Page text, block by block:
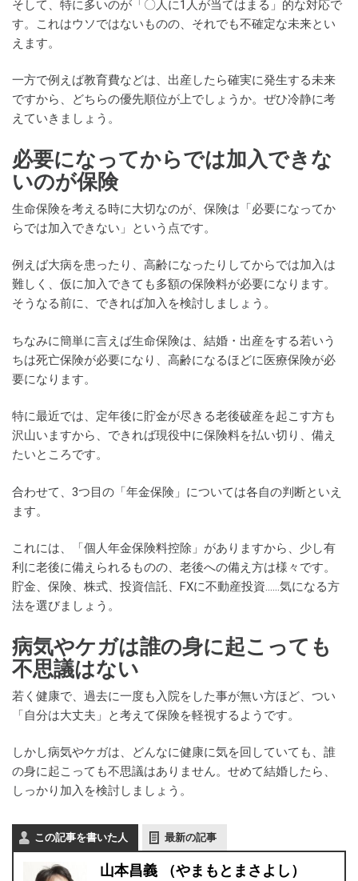
そして、特に多いのが「〇人に1人が当てはまる」的な対応で
す。これはウソではないものの、それでも不確定な未来とい
えます。
一方で例えば教育費などは、出産したら確実に発生する未来
ですから、どちらの優先順位が上でしょうか。ぜひ冷静に考
えていきましょう。
必要になってからでは加入できな
いのが保険
生命保険を考える時に大切なのが、保険は「必要になってか
らでは加入できない」という点です。
例えば大病を患ったり、高齢になったりしてからでは加入は
難しく、仮に加入できても多額の保険料が必要になります。
そうなる前に、できれば加入を検討しましょう。
ちなみに簡単に言えば生命保険は、結婚・出産をする若いう
ちは死亡保険が必要になり、高齢になるほどに医療保険が必
要になります。
特に最近では、定年後に貯金が尽きる老後破産を起こす方も
沢山いますから、できれば現役中に保険料を払い切り、備え
たいところです。
合わせて、3つ目の「年金保険」については各自の判断といえ
ます。
これには、「個人年金保険料控除」がありますから、少し有
利に老後に備えられるものの、老後への備え方は様々です。
貯金、保険、株式、投資信託、FXに不動産投資……気になる方
法を選びましょう。
病気やケガは誰の身に起こっても
不思議はない
若く健康で、過去に一度も入院をした事が無い方ほど、つい
「自分は大丈夫」と考えて保険を軽視するようです。
しかし病気やケガは、どんなに健康に気を回していても、誰
の身に起こっても不思議はありません。せめて結婚したら、
しっかり加入を検討しましょう。
この記事を書いた人 最新の記事
山本昌義 （やまもとまさよし）